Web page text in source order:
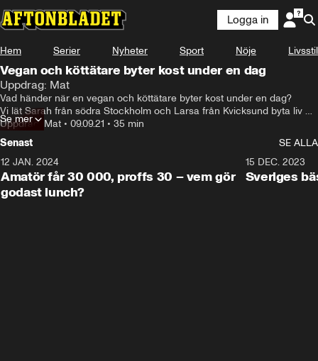
Logga in
Hem Serier Nyheter Sport Nöje Livsstil
Vegan och köttätare byter kost under en dag
Uppdrag: Mat
Vad händer när en vegan och köttätare byter kost under en dag?
Vi lät Sarah från södra Stockholm och Larsa från Kvicksund byta liv
under 24 timmar.
Uppdrag: Mat • 09.09.21 • 35 min
Se mer
Senast
SE ALLA
12 JAN. 2024
Amatör får 30 000, proffs 30 – vem gör
godast lunch?
15 DEC. 2023
Sveriges